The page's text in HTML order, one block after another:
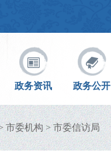
政务资讯 政务公开
市委机构>市委信访局